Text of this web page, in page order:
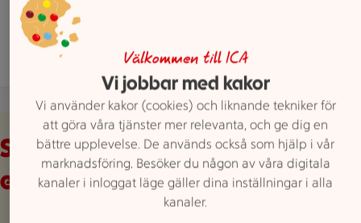
Hitta hit
Mer butiksinfo
Veckans reklamblad
Se våra aktuella
erbjudanden
Välkommen till ICA
Vi jobbar med kakor
Vi använder kakor (cookies) och liknande tekniker för
att göra våra tjänster mer relevanta, och ge dig en
bättre upplevelse. De används också som hjälp i vår
marknadsföring. Besöker du någon av våra digitala
kanaler i inloggat läge gäller dina inställningar i alla
kanaler.